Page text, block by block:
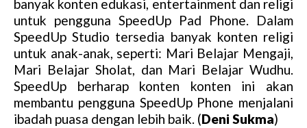
banyak konten edukasi, entertainment dan religi
untuk pengguna SpeedUp Pad Phone. Dalam
SpeedUp Studio tersedia banyak konten religi
untuk anak-anak, seperti: Mari Belajar Mengaji,
Mari Belajar Sholat, dan Mari Belajar Wudhu.
SpeedUp berharap konten konten ini akan
membantu pengguna SpeedUp Phone menjalani
ibadah puasa dengan lebih baik. (Deni Sukma)